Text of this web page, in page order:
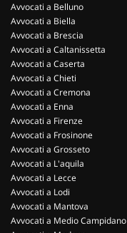
Avvocati a Belluno
Avvocati a Biella
Avvocati a Brescia
Avvocati a Caltanissetta
Avvocati a Caserta
Avvocati a Chieti
Avvocati a Cremona
Avvocati a Enna
Avvocati a Firenze
Avvocati a Frosinone
Avvocati a Grosseto
Avvocati a L'aquila
Avvocati a Lecce
Avvocati a Lodi
Avvocati a Mantova
Avvocati a Medio Campidano